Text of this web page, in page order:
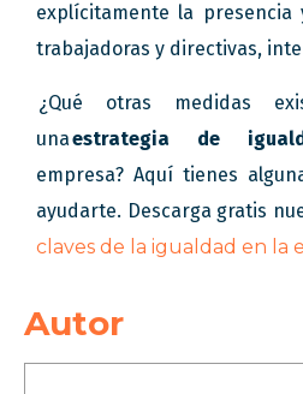
explícitamente la presencia
trabajadoras y directivas,
¿Qué otras medidas
unaestrategia de
empresa? Aquí tienes
ayudarte. Descarga gratis
claves de la igualdad en la
Autor